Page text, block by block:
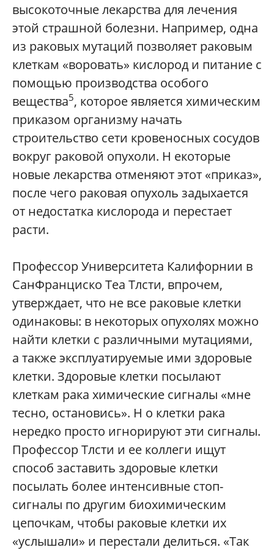
высокоточные лекарства для лечения
этой страшной болезни. Например, одна
из раковых мутаций позволяет раковым
клеткам «воровать» кислород и питание с
помощью производства особого
вещества5, которое является химическим
приказом организму начать
строительство сети кровеносных сосудов
вокруг раковой опухоли. Н екоторые
новые лекарства отменяют этот «приказ»,
после чего раковая опухоль задыхается
от недостатка кислорода и перестает
расти.
Профессор Университета Калифорнии в
СанФранциско Теа Тлсти, впрочем,
утверждает, что не все раковые клетки
одинаковы: в некоторых опухолях можно
найти клетки с различными мутациями,
а также эксплуатируемые ими здоровые
клетки. Здоровые клетки посылают
клеткам рака химические сигналы «мне
тесно, остановись». Н о клетки рака
нередко просто игнорируют эти сигналы.
Профессор Тлсти и ее коллеги ищут
способ заставить здоровые клетки
посылать более интенсивные стоп-
сигналы по другим биохимическим
цепочкам, чтобы раковые клетки их
«услышали» и перестали делиться. «Так